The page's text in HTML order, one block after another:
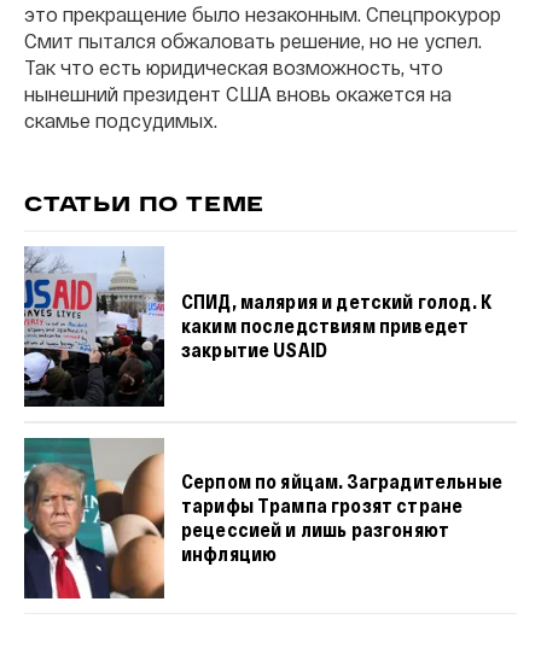
это прекращение было незаконным. Спецпрокурор
Смит пытался обжаловать решение, но не успел.
Так что есть юридическая возможность, что
нынешний президент США вновь окажется на
скамье подсудимых.
СТАТЬИ ПО ТЕМЕ
СПИД, малярия и детский голод. К
каким последствиям приведет
закрытие USAID
Серпом по яйцам. Заградительные
тарифы Трампа грозят стране
рецессией и лишь разгоняют
инфляцию